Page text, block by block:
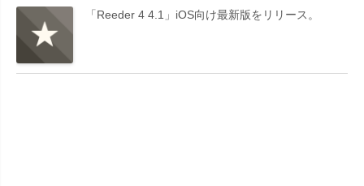
「Reeder 4 4.1」iOS向け最新版をリリース。